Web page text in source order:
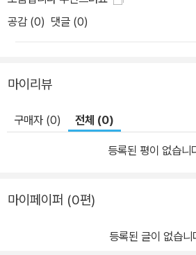
공감 (0) 댓글 (0)
마이리뷰
구매자 (0) 전체 (0)
등록된 평이 없습니
마이페이퍼 (0편)
등록된 글이 없습니